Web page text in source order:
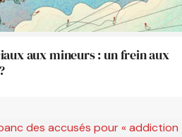
aux mineurs : un frein aux